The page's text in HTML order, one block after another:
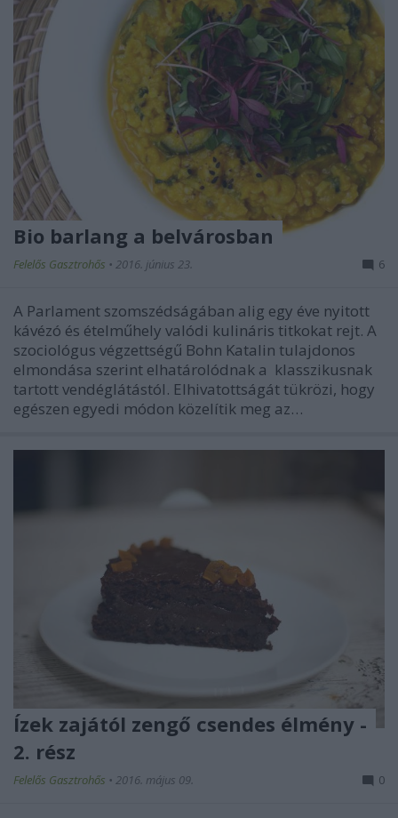
Bio barlang a belvárosban
Felelős Gasztrohős • 2016. június 23. 6
A Parlament szomszédságában alig egy éve nyitott
kávézó és ételműhely valódi kulináris titkokat rejt. A
szociológus végzettségű Bohn Katalin tulajdonos
elmondása szerint elhatárolódnak a klasszikusnak
tartott vendéglátástól. Elhivatottságát tükrözi, hogy
egészen egyedi módon közelítik meg az…
Ízek zajától zengő csendes élmény -
2. rész
Felelős Gasztrohős • 2016. május 09. 0